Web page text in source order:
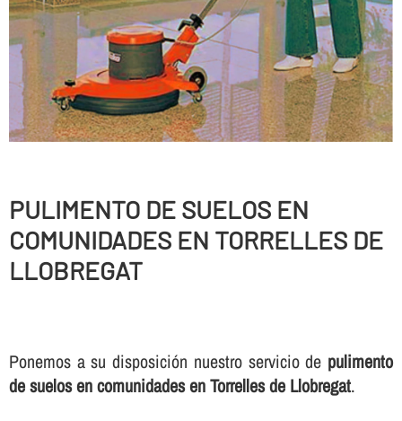
PULIMENTO DE SUELOS EN
COMUNIDADES EN TORRELLES DE
LLOBREGAT
Ponemos a su disposición nuestro servicio de pulimento
de suelos en comunidades en Torrelles de Llobregat.